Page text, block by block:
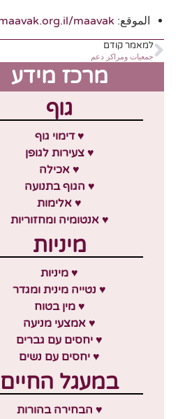
الموقع:
למאמר קודם
جمعيات ومراكز دعم
מרכז מידע
גוף
♥ דימוי גוף
♥ צעירות לגופן
♥ אכילה
♥ הגוף בתנועה
♥ אלימות
♥ אנטומיה ומחזוריות
מיניות
♥ מיניות
♥ נטייה מינית ומגדר
♥ מין בטוח
♥ אמצעי מניעה
♥ יחסים עם גברים
♥ יחסים עם נשים
במעגל החיים
♥ הבחירה בהורות